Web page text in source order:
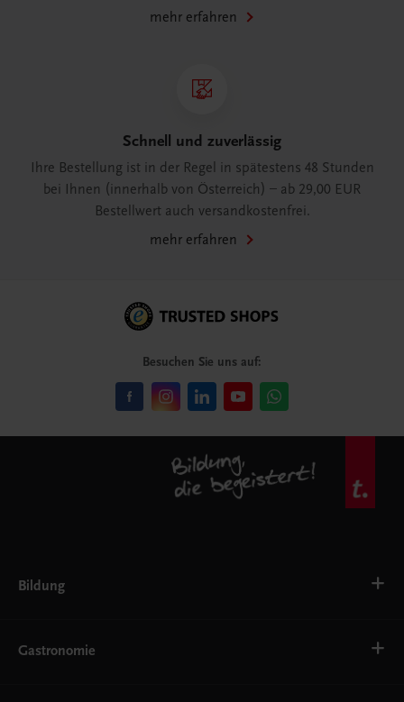
mehr erfahren
Schnell und zuverlässig
Ihre Bestellung ist in der Regel in spätestens 48 Stunden
bei Ihnen (innerhalb von Österreich) – ab 29,00 EUR
Bestellwert auch versandkostenfrei.
mehr erfahren
Besuchen Sie uns auf:
Bildung
AHS
Gastronomie